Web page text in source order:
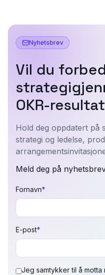
Nyhetsbrev
Vil du
OKR-
Hold deg oppdatert på
strategi og ledelse,
Meld deg på
Fornavn*
E-post*
Jeg samtykker til å